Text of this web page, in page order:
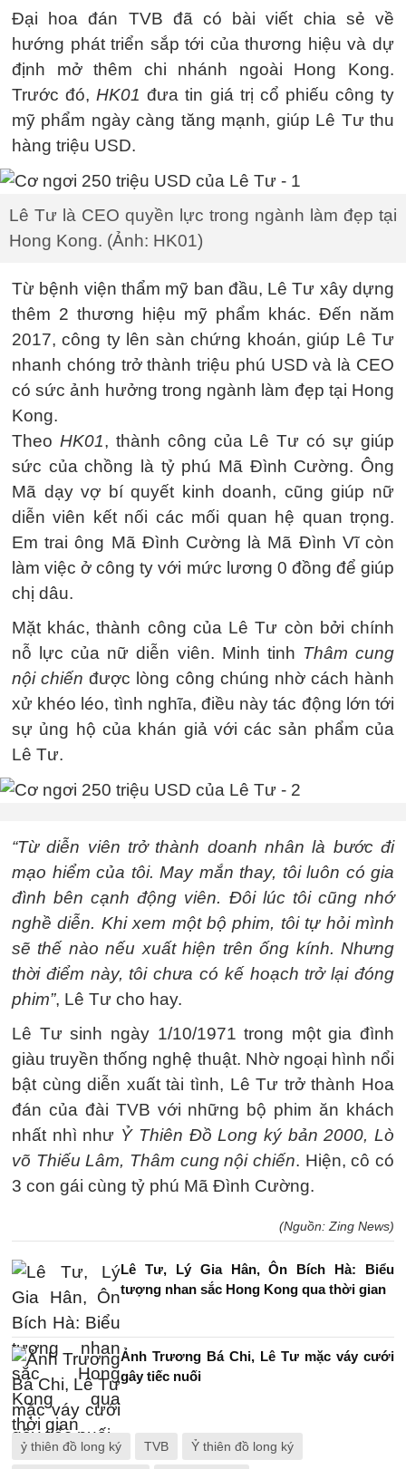
Đại hoa đán TVB đã có bài viết chia sẻ về
hướng phát triển sắp tới của thương hiệu và dự
định mở thêm chi nhánh ngoài Hong Kong.
Trước đó,HK01 đưa tin giá trị cổ phiếu công ty
mỹ phẩm ngày càng tăng mạnh, giúp Lê Tư thu
hàng triệu USD.
Lê Tư là CEO quyền lực trong ngành làm đẹp tại
Hong Kong. (Ảnh: HK01)
Từ bệnh viện thẩm mỹ ban đầu, Lê Tư xây dựng
thêm 2 thương hiệu mỹ phẩm khác. Đến năm
2017, công ty lên sàn chứng khoán, giúp Lê Tư
nhanh chóng trở thành triệu phú USD và là CEO
có sức ảnh hưởng trong ngành làm đẹp tại Hong
Kong.
Theo HK01, thành công của Lê Tư có sự giúp
sức của chồng là tỷ phú Mã Đình Cường. Ông
Mã dạy vợ bí quyết kinh doanh, cũng giúp nữ
diễn viên kết nối các mối quan hệ quan trọng.
Em trai ông Mã Đình Cường là Mã Đình Vĩ còn
làm việc ở công ty với mức lương 0 đồng để giúp
chị dâu.
Mặt khác, thành công của Lê Tư còn bởi chính
nỗ lực của nữ diễn viên. Minh tinh Thâm cung
nội chiến được lòng công chúng nhờ cách hành
xử khéo léo, tình nghĩa, điều này tác động lớn tới
sự ủng hộ của khán giả với các sản phẩm của
Lê Tư.
“Từ diễn viên trở thành doanh nhân là bước đi
mạo hiểm của tôi. May mắn thay, tôi luôn có gia
đình bên cạnh động viên. Đôi lúc tôi cũng nhớ
nghề diễn. Khi xem một bộ phim, tôi tự hỏi mình
sẽ thế nào nếu xuất hiện trên ống kính. Nhưng
thời điểm này, tôi chưa có kế hoạch trở lại đóng
phim”, Lê Tư cho hay.
Lê Tư sinh ngày 1/10/1971 trong một gia đình
giàu truyền thống nghệ thuật. Nhờ ngoại hình nổi
bật cùng diễn xuất tài tình, Lê Tư trở thành Hoa
đán của đài TVB với những bộ phim ăn khách
nhất nhì như Ỷ Thiên Đồ Long ký bản 2000, Lò
võ Thiếu Lâm, Thâm cung nội chiến. Hiện, cô có
3 con gái cùng tỷ phú Mã Đình Cường.
(Nguồn: Zing News)
Lê Tư, Lý Gia Hân, Ôn Bích Hà: Biểu
tượng nhan sắc Hong Kong qua thời gian
Ảnh Trương Bá Chi, Lê Tư mặc váy cưới
gây tiếc nuối
ỷ thiên đồ long ký TVB Ỷ thiên đồ long ký